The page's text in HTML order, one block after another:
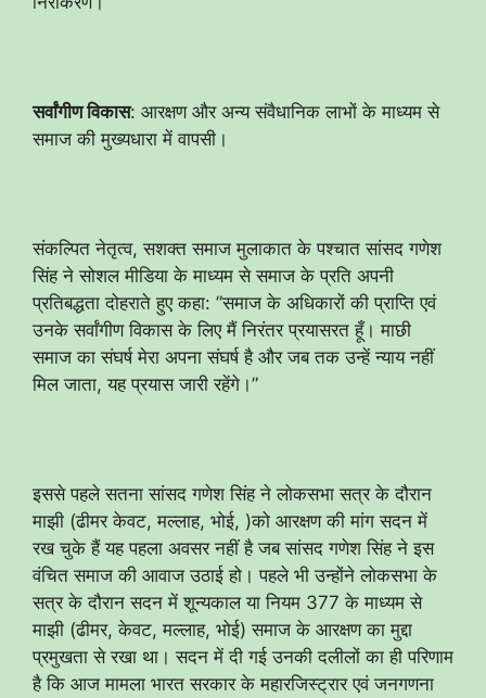
सर्वांगीण विकास: आरक्षण और अन्य संवैधानिक लाभों के माध्यम से
समाज की मुख्यधारा में वापसी।
​संकल्पित नेतृत्व, सशक्त समाज ​मुलाकात के पश्चात सांसद गणेश
सिंह ने सोशल मीडिया के माध्यम से समाज के प्रति अपनी
प्रतिबद्धता दोहराते हुए कहा: ​”समाज के अधिकारों की प्राप्ति एवं
उनके सर्वांगीण विकास के लिए मैं निरंतर प्रयासरत हूँ। माछी
समाज का संघर्ष मेरा अपना संघर्ष है और जब तक उन्हें न्याय नहीं
मिल जाता, यह प्रयास जारी रहेंगे।”
इससे पहले सतना सांसद गणेश सिंह ने लोकसभा सत्र के दौरान
माझी (ढीमर केवट, मल्लाह, भोई, )को आरक्षण की मांग सदन में
रख चुके हैं ​यह पहला अवसर नहीं है जब सांसद गणेश सिंह ने इस
वंचित समाज की आवाज उठाई हो। पहले भी उन्होंने लोकसभा के
सत्र के दौरान सदन में शून्यकाल या नियम 377 के माध्यम से
माझी (ढीमर, केवट, मल्लाह, भोई) समाज के आरक्षण का मुद्दा
प्रमुखता से रखा था। ​सदन में दी गई उनकी दलीलों का ही परिणाम
है कि आज मामला भारत सरकार के महारजिस्ट्रार एवं जनगणना